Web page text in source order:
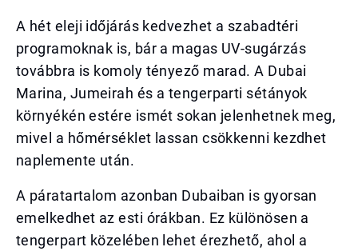
A hét eleji időjárás kedvezhet a szabadtéri
programoknak is, bár a magas UV-sugárzás
továbbra is komoly tényező marad. A Dubai
Marina, Jumeirah és a tengerparti sétányok
környékén estére ismét sokan jelenhetnek meg,
mivel a hőmérséklet lassan csökkenni kezdhet
naplemente után.
A páratartalom azonban Dubaiban is gyorsan
emelkedhet az esti órákban. Ez különösen a
tengerpart közelében lehet érezhető, ahol a